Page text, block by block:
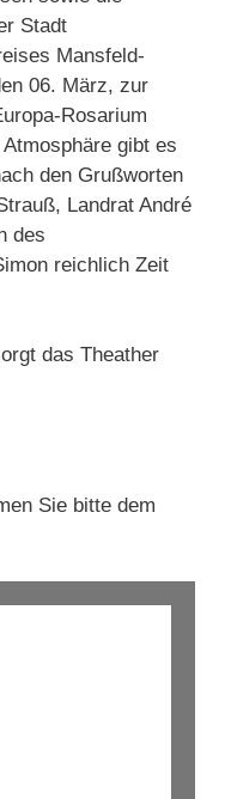
Stadt
Mansfeld-
06. März, zur
Rosarium
gibt es
den Grußworten
Landrat André
des
reichlich Zeit
das Theather
Sie bitte dem